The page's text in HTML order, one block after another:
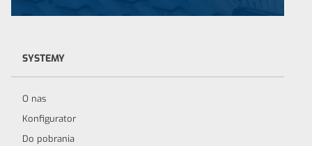
SYSTEMY
O nas
Konfigurator
Do pobrania